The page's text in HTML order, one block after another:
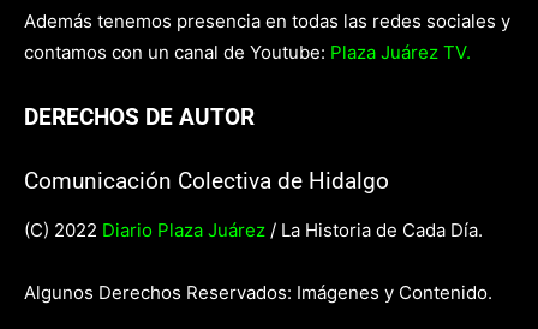
Además tenemos presencia en todas las redes sociales y
contamos con un canal de Youtube: Plaza Juárez TV.
DERECHOS DE AUTOR
Comunicación Colectiva de Hidalgo
(C) 2022 Diario Plaza Juárez / La Historia de Cada Día.
Algunos Derechos Reservados: Imágenes y Contenido.